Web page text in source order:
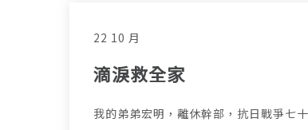
22 10 月
滴淚救全家
我的弟弟宏明，離休幹部，抗日戰爭七